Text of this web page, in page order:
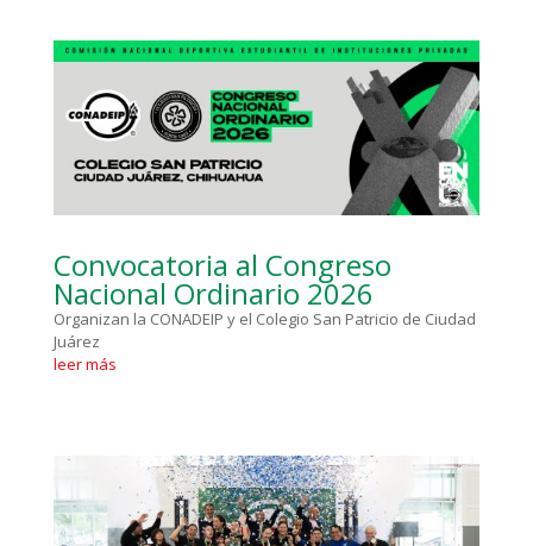
Convocatoria al Congreso
Nacional Ordinario 2026
Organizan la CONADEIP y el Colegio San Patricio de Ciudad
Juárez
leer más